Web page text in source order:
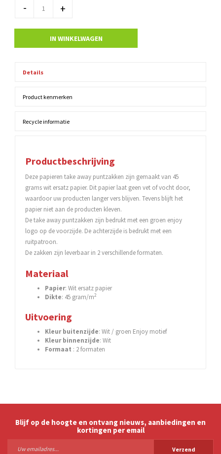
- +
IN WINKELWAGEN
Details
Product kenmerken
Recycle informatie
Productbeschrijving
Deze papieren take away puntzakken zijn gemaakt van 45
grams wit ersatz papier. Dit papier laat geen vet of vocht door,
waardoor uw producten langer vers blijven. Tevens blijft het
papier niet aan de producten kleven.
De take away puntzakken zijn bedrukt met een groen enjoy
logo op de voorzijde. De achterzijde is bedrukt met een
ruitpatroon.
De zakken zijn leverbaar in 2 verschillende formaten.
Materiaal
Papier: Wit ersatz papier
Dikte: 45 gram/m2
Uitvoering
Kleur buitenzijde: Wit / groen Enjoy motief
Kleur binnenzijde: Wit
Formaat : 2 formaten
Blijf op de hoogte en ontvang nieuws, aanbiedingen en
kortingen per email
Verzend